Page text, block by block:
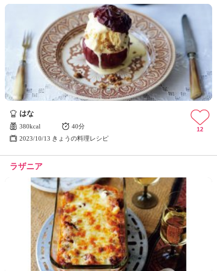
はな
380kcal
40分
2023/10/13 きょうの料理レシピ
12
ラザニア